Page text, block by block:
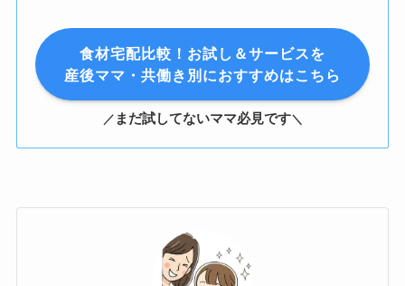
食材宅配比較！お試し＆サービスを
産後ママ・共働き別におすすめはこちら
／ まだ試してないママ必見です＼